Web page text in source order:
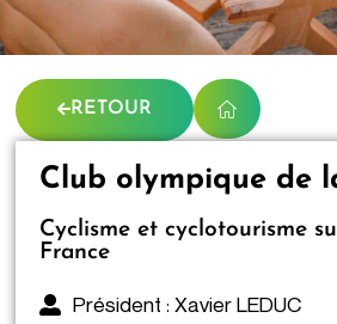
RETOUR
Club olympique de
Cyclisme et cyclotourisme
France
Président : Xavier LEDUC